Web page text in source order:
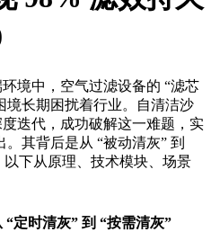
境中，空气过滤设备的 “滤芯
境长期困扰着行业。自清洁沙
迭代，成功破解这一难题，实
其背后是从 “被动清灰” 到
下从原理、技术模块、场景
定时清灰” 到 “按需清灰”